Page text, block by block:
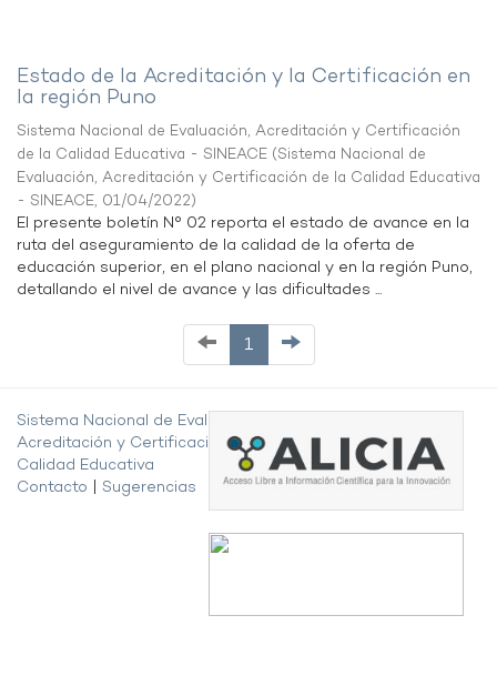
Estado de la Acreditación y la Certificación en
la región Puno
Sistema Nacional de Evaluación, Acreditación y Certificación
de la Calidad Educativa - SINEACE (Sistema Nacional de
Evaluación, Acreditación y Certificación de la Calidad Educativa
- SINEACE, 01/04/2022)
El presente boletín N° 02 reporta el estado de avance en la
ruta del aseguramiento de la calidad de la oferta de
educación superior, en el plano nacional y en la región Puno,
detallando el nivel de avance y las dificultades ...
1
Sistema Nacional de Evaluación,
Acreditación y Certificación de la
Calidad Educativa
Contacto
Sugerencias